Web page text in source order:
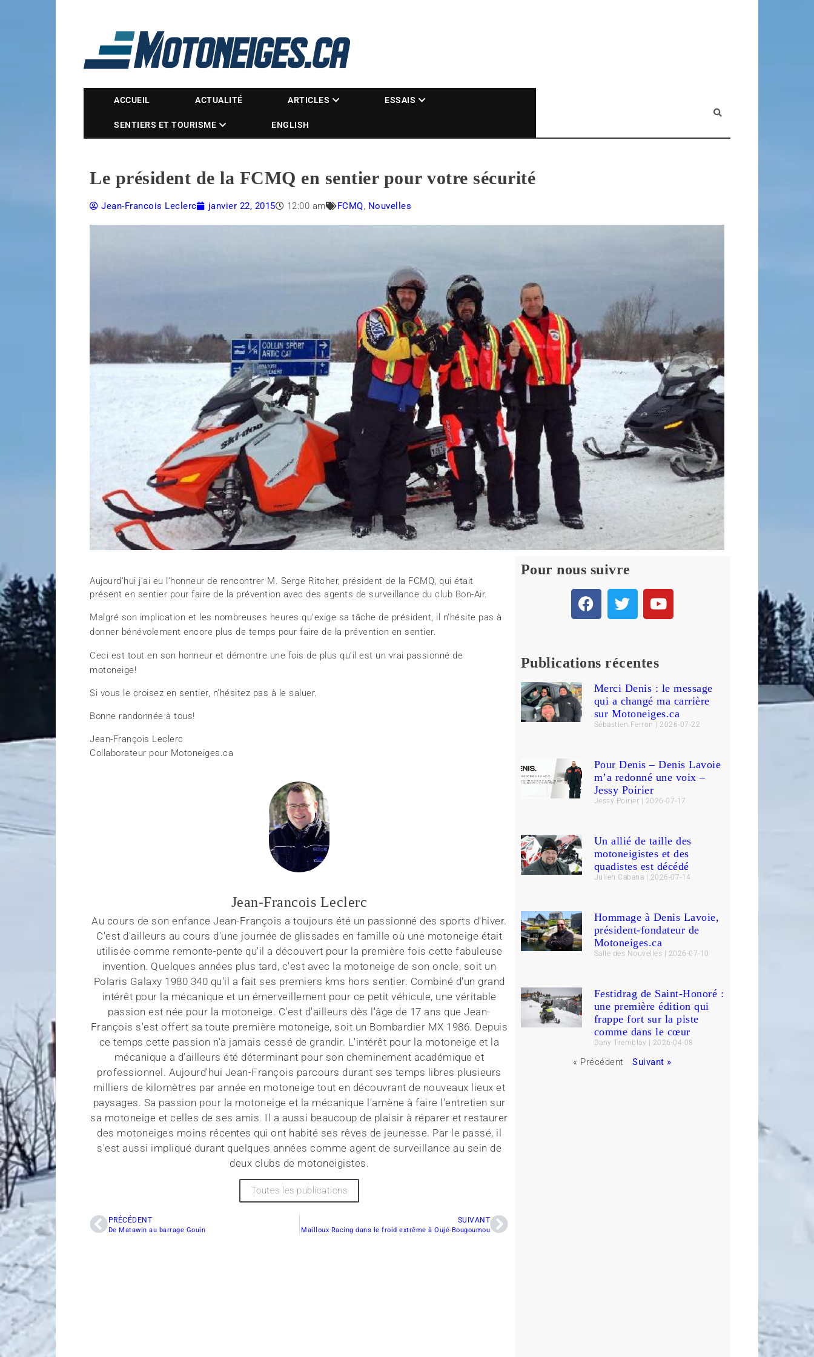
Magazine Motoneiges.ca
ACCUEIL ACTUALITÉ ARTICLES ESSAIS
SENTIERS ET TOURISME ENGLISH
Le président de la FCMQ en sentier pour votre sécurité
Jean-Francois Leclerc janvier 22, 2015 12:00 am FCMQ, Nouvelles
Aujourd’hui j’ai eu l’honneur de rencontrer M. Serge Ritcher, président de la FCMQ, qui était
présent en sentier pour faire de la prévention avec des agents de surveillance du club Bon-Air.
Malgré son implication et les nombreuses heures qu’exige sa tâche de président, il n’hésite pas à
donner bénévolement encore plus de temps pour faire de la prévention en sentier.
Ceci est tout en son honneur et démontre une fois de plus qu’il est un vrai passionné de
motoneige!
Si vous le croisez en sentier, n’hésitez pas à le saluer.
Bonne randonnée à tous!
Jean-François Leclerc
Collaborateur pour Motoneiges.ca
Jean-Francois Leclerc
Au cours de son enfance Jean-François a toujours été un passionné des sports d'hiver.
C'est d'ailleurs au cours d'une journée de glissades en famille où une motoneige était
utilisée comme remonte-pente qu'il a découvert pour la première fois cette fabuleuse
invention. Quelques années plus tard, c'est avec la motoneige de son oncle, soit un
Polaris Galaxy 1980 340 qu'il a fait ses premiers kms hors sentier. Combiné d'un grand
intérêt pour la mécanique et un émerveillement pour ce petit véhicule, une véritable
passion est née pour la motoneige. C'est d'ailleurs dès l'âge de 17 ans que Jean-
François s'est offert sa toute première motoneige, soit un Bombardier MX 1986. Depuis
ce temps cette passion n'a jamais cessé de grandir. L'intérêt pour la motoneige et la
mécanique a d'ailleurs été déterminant pour son cheminement académique et
professionnel. Aujourd'hui Jean-François parcours durant ses temps libres plusieurs
milliers de kilomètres par année en motoneige tout en découvrant de nouveaux lieux et
paysages. Sa passion pour la motoneige et la mécanique l'amène à faire l'entretien sur
sa motoneige et celles de ses amis. Il a aussi beaucoup de plaisir à réparer et restaurer
des motoneiges moins récentes qui ont habité ses rêves de jeunesse. Par le passé, il
s'est aussi impliqué durant quelques années comme agent de surveillance au sein de
deux clubs de motoneigistes.
Toutes les publications
PRÉCÉDENT
De Matawin au barrage Gouin
SUIVANT
Mailloux Racing dans le froid extrême à Oujé-Bougoumou
Pour nous suivre
Publications récentes
Merci Denis : le message
qui a changé ma carrière
sur Motoneiges.ca
Sébastien Ferron 2026-07-22
Pour Denis – Denis Lavoie
m’a redonné une voix –
Jessy Poirier
Jessy Poirier 2026-07-17
Un allié de taille des
motoneigistes et des
quadistes est décédé
Julien Cabana 2026-07-14
Hommage à Denis Lavoie,
président-fondateur de
Motoneiges.ca
Salle des Nouvelles 2026-07-10
Festidrag de Saint-Honoré :
une première édition qui
frappe fort sur la piste
comme dans le cœur
Dany Tremblay 2026-04-08
« Précédent Suivant »